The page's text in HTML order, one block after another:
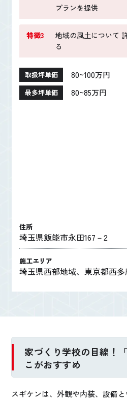
プランを提供
特徴3
地域の風土について
る
取扱坪単価 80~100万円
最多坪単価 80~85万円
住所
埼玉県飯能市永田167－2
施工エリア
埼玉県西部地域、東京都西
家づくり学校の目線！
こがおすすめ
スギケンは、外観や内装、設備